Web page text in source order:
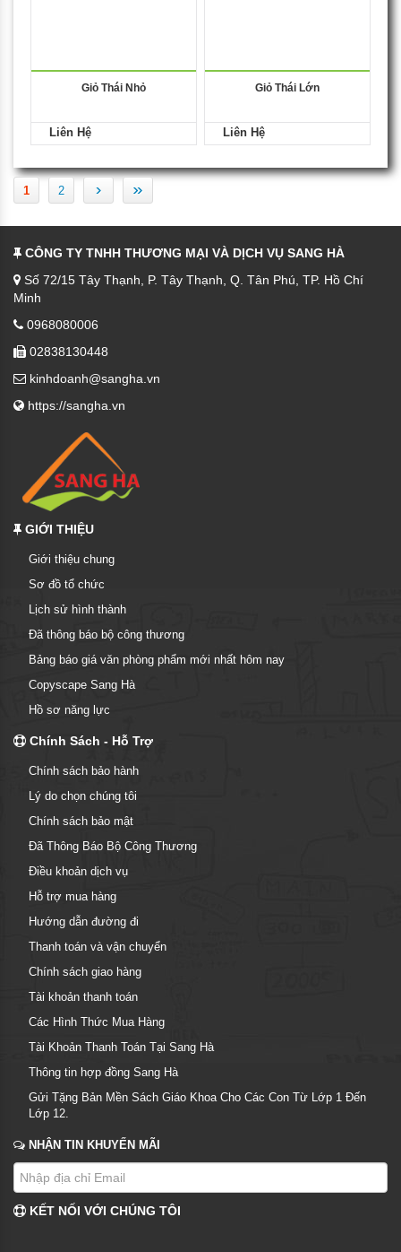
Giỏ Thái Nhỏ
Liên Hệ
Giỏ Thái Lớn
Liên Hệ
1 2 › »
CÔNG TY TNHH THƯƠNG MẠI VÀ DỊCH VỤ SANG HÀ
Số 72/15 Tây Thạnh, P. Tây Thạnh, Q. Tân Phú, TP. Hồ Chí
Minh
0968080006
02838130448
kinhdoanh@sangha.vn
https://sangha.vn
GIỚI THIỆU
Giới thiệu chung
Sơ đồ tổ chức
Lịch sử hình thành
Đã thông báo bộ công thương
Bảng báo giá văn phòng phẩm mới nhất hôm nay
Copyscape Sang Hà
Hồ sơ năng lực
Chính Sách - Hỗ Trợ
Chính sách bảo hành
Lý do chọn chúng tôi
Chính sách bảo mật
Đã Thông Báo Bộ Công Thương
Điều khoản dịch vụ
Hỗ trợ mua hàng
Hướng dẫn đường đi
Thanh toán và vận chuyển
Chính sách giao hàng
Tài khoản thanh toán
Các Hình Thức Mua Hàng
Tài Khoản Thanh Toán Tại Sang Hà
Thông tin hợp đồng Sang Hà
Gửi Tặng Bản Mền Sách Giáo Khoa Cho Các Con Từ Lớp 1 Đến
Lớp 12.
NHẬN TIN KHUYẾN MÃI
KẾT NỐI VỚI CHÚNG TÔI